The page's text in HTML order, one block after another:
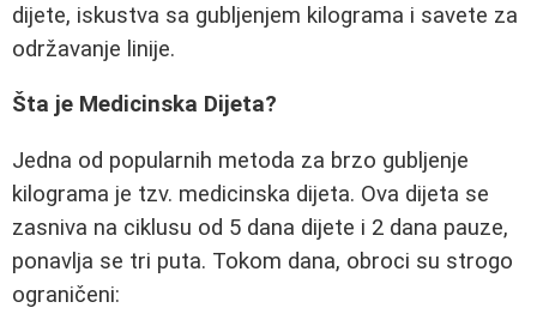
dijete, iskustva sa gubljenjem kilograma i savete za
održavanje linije.
Šta je Medicinska Dijeta?
Jedna od popularnih metoda za brzo gubljenje
kilograma je tzv. medicinska dijeta. Ova dijeta se
zasniva na ciklusu od 5 dana dijete i 2 dana pauze,
ponavlja se tri puta. Tokom dana, obroci su strogo
ograničeni: